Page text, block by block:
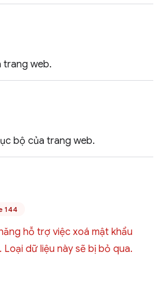
trang web.
bộ của trang web.
144
hỗ trợ việc xoá mật khẩu
dữ liệu này sẽ bị bỏ qua.